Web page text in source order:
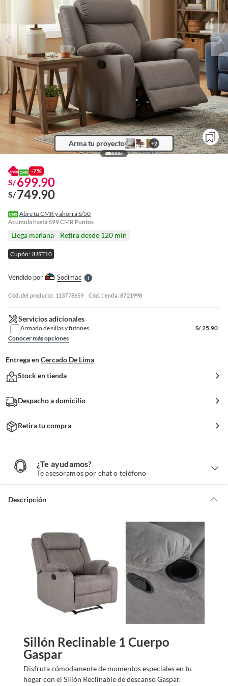
Arma tu proyecto +2
-7%
S/699.90
S/749.90
Abre tu CMR y ahorra S/50
Acumula hasta699CMR Puntos
Llega mañana Retira desde 120 min
Cupón: JUST10
Vendido por SodimacS
r
n
f
Cód. del producto: 113778659 Cód. tienda: 8721998
Servicios adicionales
Armado de sillas y futones S/25.90
Conocer más opciones
Entrega en Cercado De Lima
Stock en tienda
Despacho a domicilio
Retira tu compra
¿Te ayudamos?
Te asesoramos por chat o teléfono
y
a
Descripción
Sillón Reclinable 1 Cuerpo
Gaspar
Disfruta cómodamente de momentos especiales en tu
hogar con el Sillón Reclinable de descanso Gaspar.